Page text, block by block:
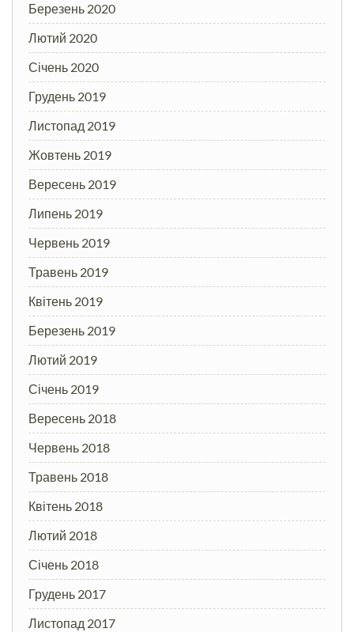
Березень 2020
Лютий 2020
Січень 2020
Грудень 2019
Листопад 2019
Жовтень 2019
Вересень 2019
Липень 2019
Червень 2019
Травень 2019
Квітень 2019
Березень 2019
Лютий 2019
Січень 2019
Вересень 2018
Червень 2018
Травень 2018
Квітень 2018
Лютий 2018
Січень 2018
Грудень 2017
Листопад 2017